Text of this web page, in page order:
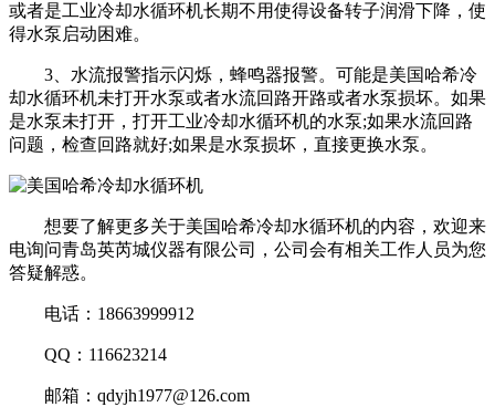
或者是工业冷却水循环机长期不用使得设备转子润滑下降，使
得水泵启动困难。
3、水流报警指示闪烁，蜂鸣器报警。可能是美国哈希冷
却水循环机未打开水泵或者水流回路开路或者水泵损坏。如果
是水泵未打开，打开工业冷却水循环机的水泵;如果水流回路
问题，检查回路就好;如果是水泵损坏，直接更换水泵。
想要了解更多关于美国哈希冷却水循环机的内容，欢迎来
电询问青岛英芮城仪器有限公司，公司会有相关工作人员为您
答疑解惑。
电话：18663999912
QQ：116623214
邮箱：qdyjh1977@126.com